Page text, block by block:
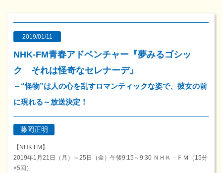
2019/01/11
NHK-FM青春アドベンチャー『夢みるゴシッ
ク それは怪奇なセレナーデ』
～“怪物”は人の心を乱すロマンティックな姿で、彼女の前
に現れる～放送決定！
藤岡正明
【NHK FM】
2019年1月21日（月）～25日（金）午後9:15～9:30 ＮＨＫ－ＦＭ（15分
×5回）